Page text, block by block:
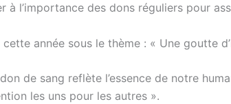
à l’importance des dons réguliers pour
année sous le thème : « Une goutte
de sang reflète l’essence de notre
les uns pour les autres ».